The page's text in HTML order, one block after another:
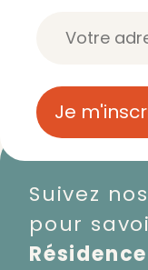
Suivez
pour
Résidence